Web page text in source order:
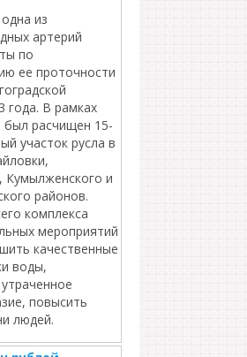
из
артерий
по
ее проточности
года. В рамках
был расчищен 15-
участок русла в
Кумылженского и
районов.
комплекса
мероприятий
качественные
воды,
повысить
людей.